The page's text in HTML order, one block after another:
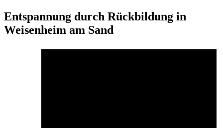
Entspannung durch Rückbildung in
Weisenheim am Sand